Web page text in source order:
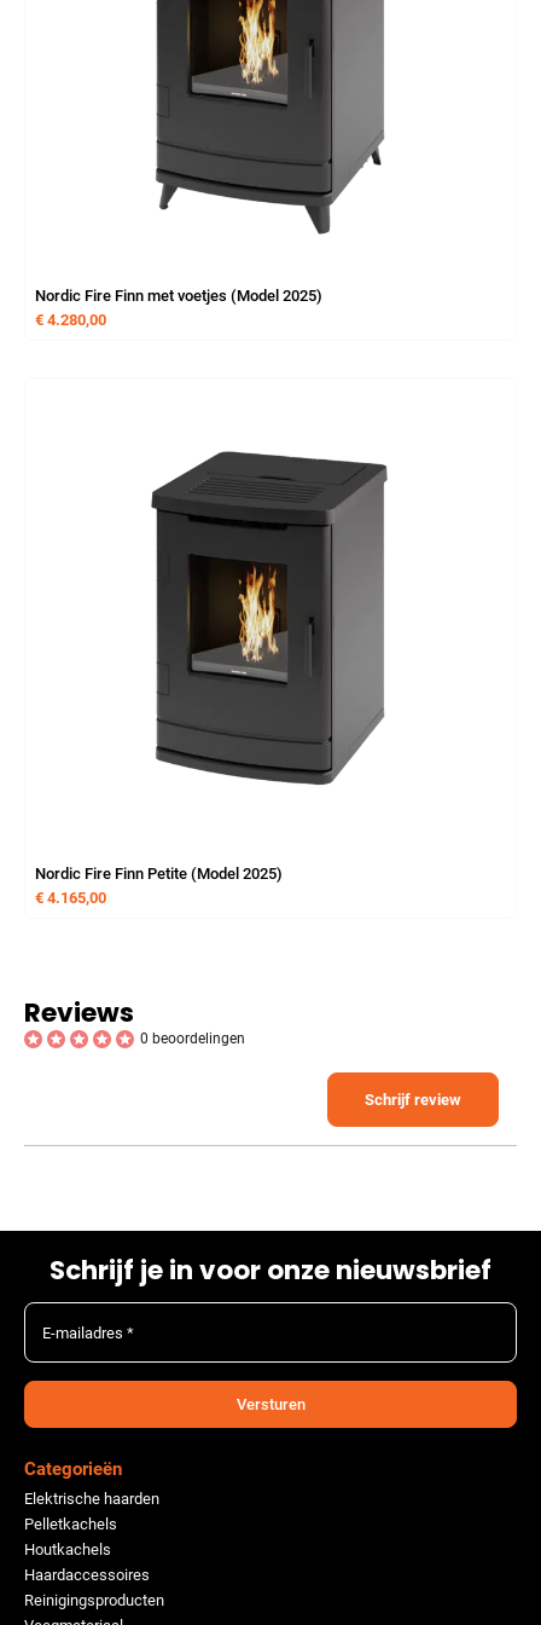
Nordic Fire Finn met voetjes (Model 2025)
€ 4.280,00
Nordic Fire Finn Petite (Model 2025)
€ 4.165,00
Reviews
0 beoordelingen
Schrijf review
Schrijf je in voor onze nieuwsbrief
E-mailadres *
Versturen
Categorieën
Elektrische haarden
Pelletkachels
Houtkachels
Haardaccessoires
Reinigingsproducten